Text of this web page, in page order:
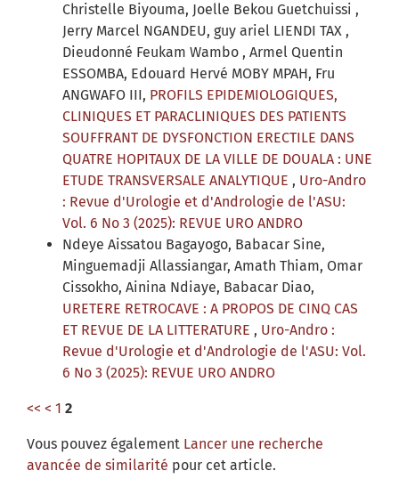
Christelle Biyouma, Joelle Bekou Guetchuissi ,
Jerry Marcel NGANDEU, guy ariel LIENDI TAX ,
Dieudonné Feukam Wambo , Armel Quentin
ESSOMBA, Edouard Hervé MOBY MPAH, Fru
ANGWAFO III, PROFILS EPIDEMIOLOGIQUES,
CLINIQUES ET PARACLINIQUES DES PATIENTS
SOUFFRANT DE DYSFONCTION ERECTILE DANS
QUATRE HOPITAUX DE LA VILLE DE DOUALA : UNE
ETUDE TRANSVERSALE ANALYTIQUE , Uro-Andro
: Revue d'Urologie et d'Andrologie de l'ASU:
Vol. 6 No 3 (2025): REVUE URO ANDRO
Ndeye Aissatou Bagayogo, Babacar Sine,
Minguemadji Allassiangar, Amath Thiam, Omar
Cissokho, Ainina Ndiaye, Babacar Diao,
URETERE RETROCAVE : A PROPOS DE CINQ CAS
ET REVUE DE LA LITTERATURE , Uro-Andro :
Revue d'Urologie et d'Andrologie de l'ASU: Vol.
6 No 3 (2025): REVUE URO ANDRO
<< < 1 2
Vous pouvez également Lancer une recherche
avancée de similarité pour cet article.